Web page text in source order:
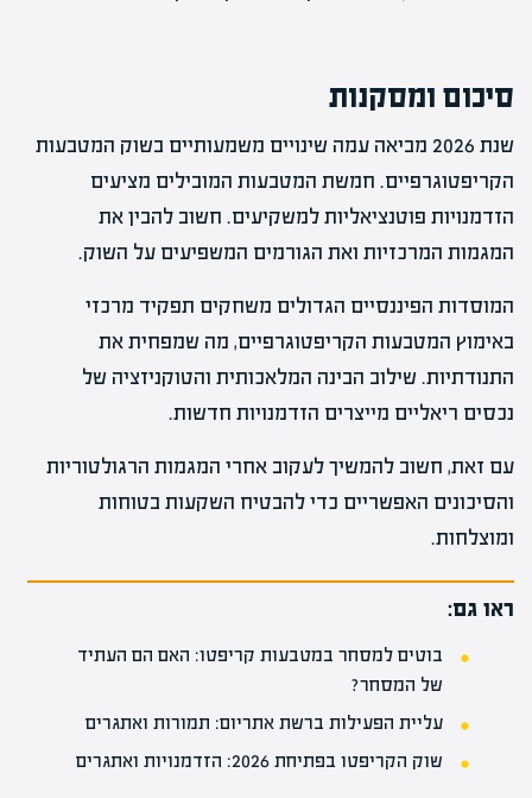
סיכום ומסקנות
שנת 2026 מביאה עמה שינויים משמעותיים בשוק המטבעות
הקריפטוגרפיים. חמשת המטבעות המובילים מציעים
הזדמנויות פוטנציאליות למשקיעים. חשוב להבין את
המגמות המרכזיות ואת הגורמים המשפיעים על השוק.
המוסדות הפיננסיים הגדולים משחקים תפקיד מרכזי
באימוץ המטבעות הקריפטוגרפיים, מה שמפחית את
התנודתיות. שילוב הבינה המלאכותית והטוקניזציה של
נכסים ריאליים מייצרים הזדמנויות חדשות.
עם זאת, חשוב להמשיך לעקוב אחרי המגמות הרגולטוריות
והסיכונים האפשריים כדי להבטיח השקעות בטוחות
ומוצלחות.
ראו גם:
בוטים למסחר במטבעות קריפטו: האם הם העתיד
של המסחר?
עליית הפעילות ברשת אתריום: תמורות ואתגרים
שוק הקריפטו בפתיחת 2026: הזדמנויות ואתגרים